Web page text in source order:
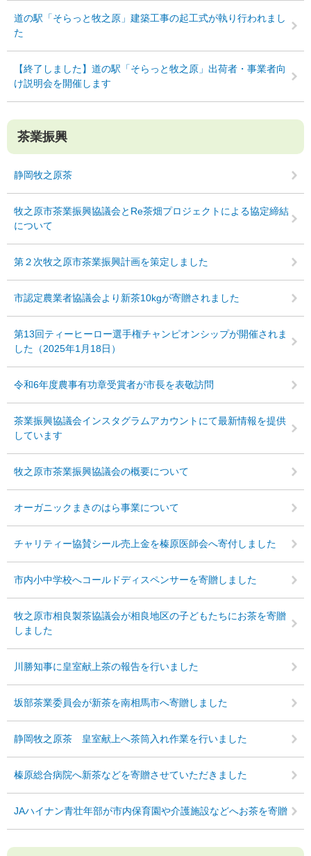
道の駅「そらっと牧之原」建築工事の起工式が執り行われまし
た
【終了しました】道の駅「そらっと牧之原」出荷者・事業者向
け説明会を開催します
茶業振興
静岡牧之原茶
牧之原市茶業振興協議会とRe茶畑プロジェクトによる協定締結
について
第２次牧之原市茶業振興計画を策定しました
市認定農業者協議会より新茶10kgが寄贈されました
第13回ティーヒーロー選手権チャンピオンシップが開催されま
した（2025年1月18日）
令和6年度農事有功章受賞者が市長を表敬訪問
茶業振興協議会インスタグラムアカウントにて最新情報を提供
しています
牧之原市茶業振興協議会の概要について
オーガニックまきのはら事業について
チャリティー協賛シール売上金を榛原医師会へ寄付しました
市内小中学校へコールドディスペンサーを寄贈しました
牧之原市相良製茶協議会が相良地区の子どもたちにお茶を寄贈
しました
川勝知事に皇室献上茶の報告を行いました
坂部茶業委員会が新茶を南相馬市へ寄贈しました
静岡牧之原茶 皇室献上へ茶筒入れ作業を行いました
榛原総合病院へ新茶などを寄贈させていただきました
JAハイナン青壮年部が市内保育園や介護施設などへお茶を寄贈